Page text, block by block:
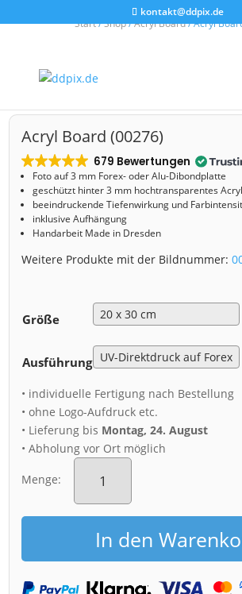
kontakt@ddpix.de
Start/Shop/Acryl Board/ Acryl
Acryl Board (00276)
679 Bewertungen
Foto auf 3 mm Forex- oder Alu-Dibondplatte
geschützt hinter 3 mm hochtransparentes
beeindruckende Tiefenwirkung und
inklusive Aufhängung
Handarbeit Made in Dresden
Weitere Produkte mit der Bildnummer:
Größe
Ausführung
• individuelle Fertigung nach Bestellung
• ohne Logo-Aufdruck etc.
• Lieferung bis Montag, 24. August
• Abholung vor Ort möglich
Menge:
Acryl
Board
Menge
In den